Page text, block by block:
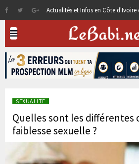
Actualités et Infos en Côte d'Ivoire
SEXUALITE
Quelles sont les différentes
faiblesse sexuelle ?